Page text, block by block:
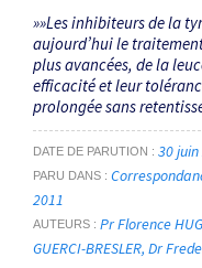
»»Les inhibiteurs de la
aujourd’hui le
plus avancées, de la
efficacité et leur
prolongée sans
DATE DE PARUTION 30 juin
PARU DANS
2011
AUTEURS Pr Florence
GUERCI-BRESLER Dr